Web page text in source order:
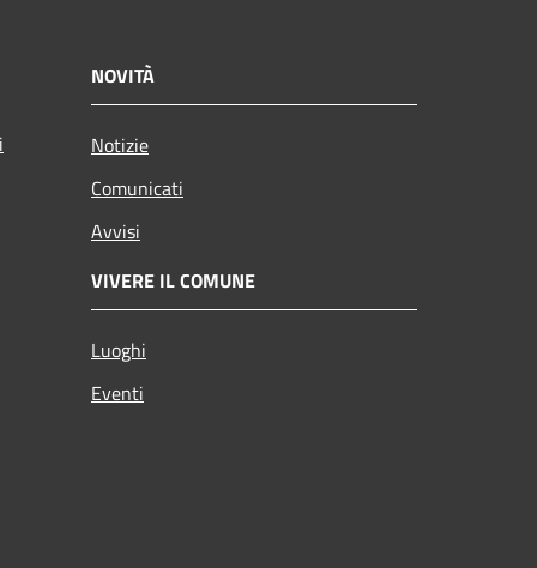
NOVITÀ
Notizie
Comunicati
Avvisi
VIVERE IL COMUNE
Luoghi
Eventi